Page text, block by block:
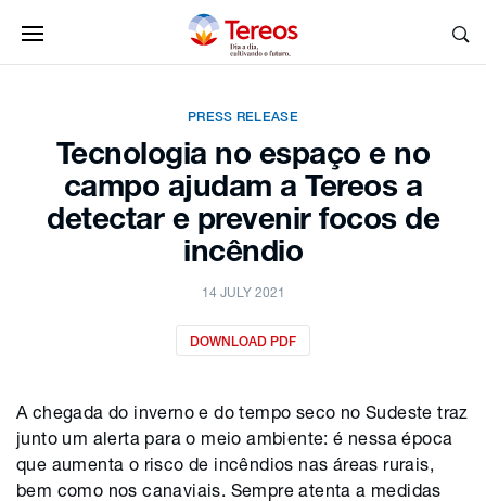
PRESS RELEASE
Tecnologia no espaço e no
campo ajudam a Tereos a
detectar e prevenir focos de
incêndio
14 JULY 2021
DOWNLOAD PDF
A chegada do inverno e do tempo seco no Sudeste traz
junto um alerta para o meio ambiente: é nessa época
que aumenta o risco de incêndios nas áreas rurais,
bem como nos canaviais. Sempre atenta a medidas